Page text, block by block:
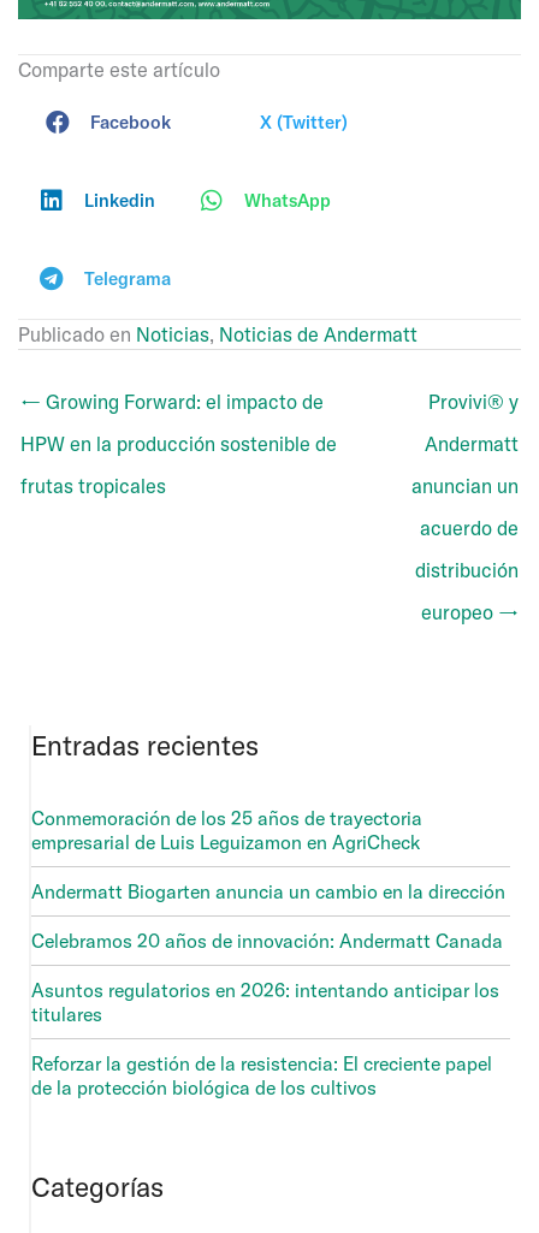
Comparte este artículo
Facebook X (Twitter)
Linkedin WhatsApp
Telegrama
Publicado en Noticias, Noticias de Andermatt
← Growing Forward: el impacto de
HPW en la producción sostenible de
frutas tropicales
Provivi® y
Andermatt
anuncian un
acuerdo de
distribución
europeo →
Entradas recientes
Conmemoración de los 25 años de trayectoria
empresarial de Luis Leguizamon en AgriCheck
Andermatt Biogarten anuncia un cambio en la dirección
Celebramos 20 años de innovación: Andermatt Canada
Asuntos regulatorios en 2026: intentando anticipar los
titulares
Reforzar la gestión de la resistencia: El creciente papel
de la protección biológica de los cultivos
Categorías